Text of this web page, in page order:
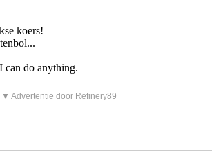
koers!
do anything.
▼ Advertentie door Refinery89